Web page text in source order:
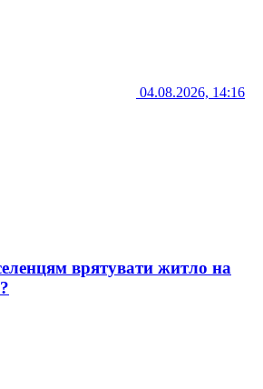
04.08.2026, 14:16
врятувати житло на